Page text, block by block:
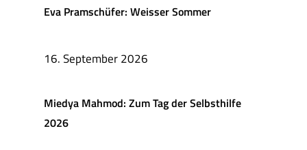
Eva Pramschüfer: Weisser Sommer
16. September 2026
Miedya Mahmod: Zum Tag der Selbsthilfe
2026